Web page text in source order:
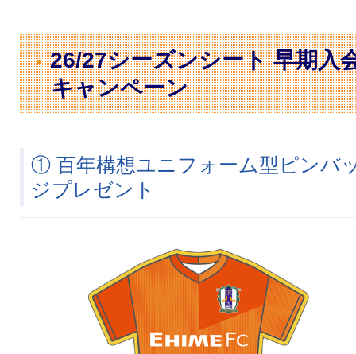
26/27シーズンシート 早期入
キャンペーン
① 百年構想ユニフォーム型ピンバ
ジプレゼント